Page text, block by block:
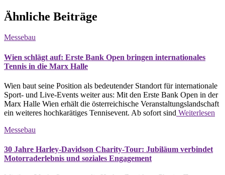
Ähnliche Beiträge
Messebau
Wien schlägt auf: Erste Bank Open bringen internationales
Tennis in die Marx Halle
Wien baut seine Position als bedeutender Standort für internationale
Sport- und Live-Events weiter aus: Mit den Erste Bank Open in der
Marx Halle Wien erhält die österreichische Veranstaltungslandschaft
ein weiteres hochkarätiges Tennisevent. Ab sofort sind Weiterlesen
Messebau
30 Jahre Harley-Davidson Charity-Tour: Jubiläum verbindet
Motorraderlebnis und soziales Engagement